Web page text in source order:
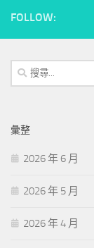
FOLLOW:
搜
尋
字:
彙整
2026 年 6 月
2026 年 5 月
2026 年 4 月